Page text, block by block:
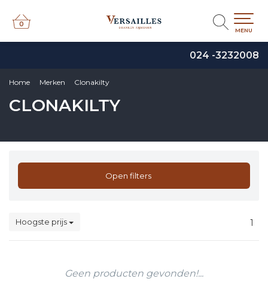
024 -3232008
0
0
MENU
Home Merken Clonakilty
CLONAKILTY
Open filters
Hoogste prijs 1
Geen producten gevonden!...